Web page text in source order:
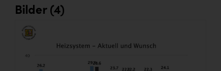
Bilder (4)